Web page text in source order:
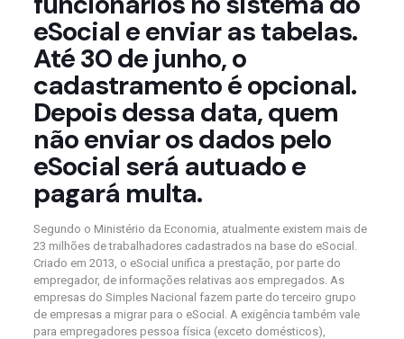
eSocial e enviar as tabelas.
Até 30 de junho, o
cadastramento é opcional.
Depois dessa data, quem
não enviar os dados pelo
eSocial será autuado e
pagará multa.
Segundo o Ministério da Economia, atualmente existem mais de
23 milhões de trabalhadores cadastrados na base do eSocial.
Criado em 2013, o eSocial unifica a prestação, por parte do
empregador, de informações relativas aos empregados. As
empresas do Simples Nacional fazem parte do terceiro grupo
de empresas a migrar para o eSocial. A exigência também vale
para empregadores pessoa física (exceto domésticos),